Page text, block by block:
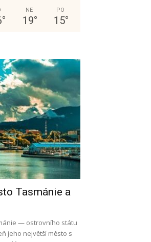
°
NE
19°
PO
15°
Tasmánie a
— ostrovního státu
jeho největší město s